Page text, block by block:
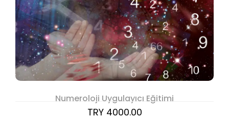
Numeroloji Uygulayıcı Eğitimi
TRY 4000.00